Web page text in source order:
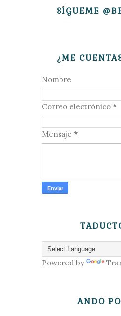
SÍGUEME
¿ME
Nombre
Correo electrónico *
Mensaje *
Powered by
ANDO